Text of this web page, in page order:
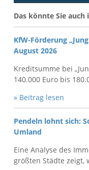
Das könnte Sie auch
KfW-Förderung
August 2026
Kreditsumme bei
140.000 Euro bis
» Beitrag lesen
Pendeln lohnt sich:
Umland
Eine Analyse des
größten Städte zeigt,